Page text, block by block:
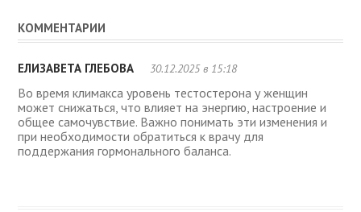
КОММЕНТАРИИ
ЕЛИЗАВЕТА ГЛЕБОВА 30.12.2025 в 15:18
Во время климакса уровень тестостерона у женщин
может снижаться, что влияет на энергию, настроение и
общее самочувствие. Важно понимать эти изменения и
при необходимости обратиться к врачу для
поддержания гормонального баланса.